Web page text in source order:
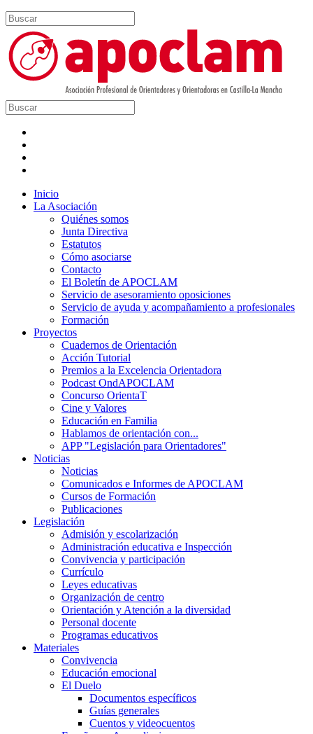
Inicio
La Asociación
Quiénes somos
Junta Directiva
Estatutos
Cómo asociarse
Contacto
El Boletín de APOCLAM
Servicio de asesoramiento oposiciones
Servicio de ayuda y acompañamiento a profesionales
Formación
Proyectos
Cuadernos de Orientación
Acción Tutorial
Premios a la Excelencia Orientadora
Podcast OndAPOCLAM
Concurso OrientaT
Cine y Valores
Educación en Familia
Hablamos de orientación con...
APP "Legislación para Orientadores"
Noticias
Noticias
Comunicados e Informes de APOCLAM
Cursos de Formación
Publicaciones
Legislación
Admisión y escolarización
Administración educativa e Inspección
Convivencia y participación
Currículo
Leyes educativas
Organización de centro
Orientación y Atención a la diversidad
Personal docente
Programas educativos
Materiales
Convivencia
Educación emocional
El Duelo
Documentos específicos
Guías generales
Cuentos y videocuentos